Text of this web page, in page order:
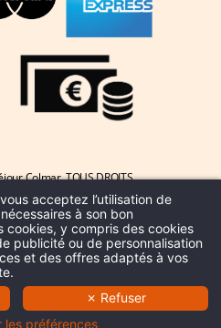
Colmar. TOUS DROITS
.FAQ.COOKIES.HAPI
MMCRÉATION.
acceptez l’utilisation de
à son bon
cookies, y compris des cookies
publicité ou de personnalisation
et des offres adaptés à vos
✗ Refuser
les préférences